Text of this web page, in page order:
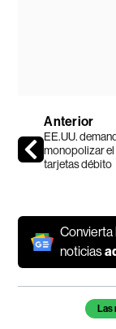
Anterior
EE.UU.
monopolizar
tarjetas débito
Convierta
noticias
Temas de Las